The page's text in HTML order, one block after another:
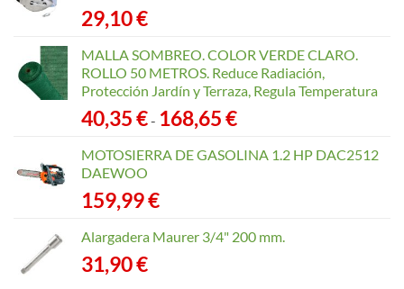
29,10€
MALLA SOMBREO. COLOR VERDE CLARO.
ROLLO 50 METROS. Reduce Radiación,
Protección Jardín y Terraza, Regula Temperatura
40,35€- 168,65€Rango
precios:
MOTOSIERRA DE GASOLINA 1.2 HP DAC2512
DAEWOO
159,99€
Alargadera Maurer 3/4" 200 mm.
31,90€